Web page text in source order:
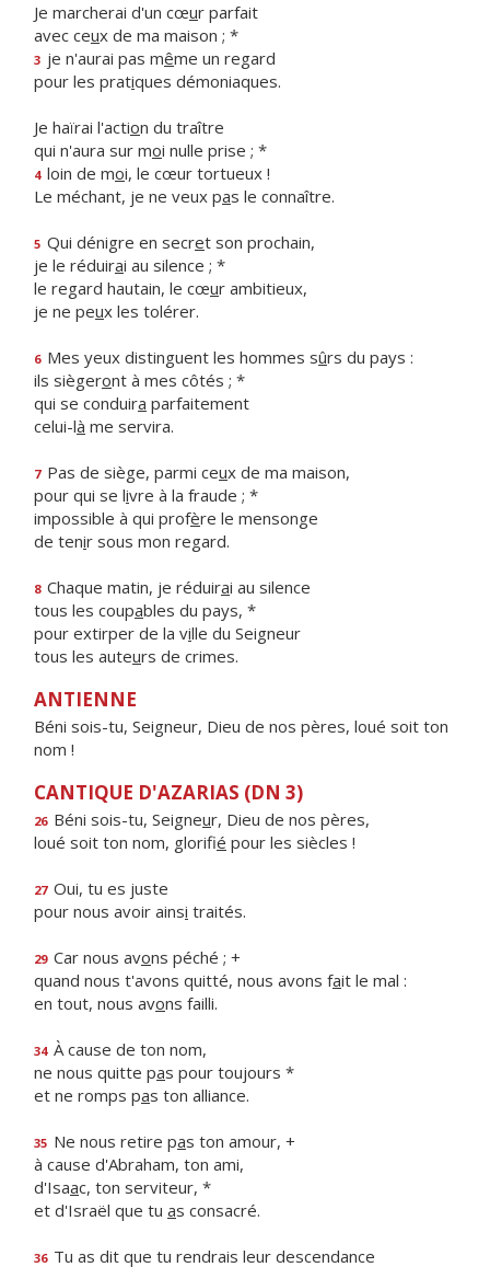
Je marcherai d'un cœur parfait
avec ceux de ma maison ; *
3 je n'aurai pas même un regard
pour les pratiques démoniaques.
Je haïrai l'action du traître
qui n'aura sur moi nulle prise ; *
4 loin de moi, le cœur tortueux !
Le méchant, je ne veux pas le connaître.
5 Qui dénigre en secret son prochain,
je le réduirai au silence ; *
le regard hautain, le cœur ambitieux,
je ne peux les tolérer.
6 Mes yeux distinguent les hommes sûrs du pays :
ils siègeront à mes côtés ; *
qui se conduira parfaitement
celui-là me servira.
7 Pas de siège, parmi ceux de ma maison,
pour qui se livre à la fraude ; *
impossible à qui profère le mensonge
de tenir sous mon regard.
8 Chaque matin, je réduirai au silence
tous les coupables du pays, *
pour extirper de la ville du Seigneur
tous les auteurs de crimes.
ANTIENNE
Béni sois-tu, Seigneur, Dieu de nos pères, loué soit ton
nom !
CANTIQUE D'AZARIAS (DN 3)
26 Béni sois-tu, Seigneur, Dieu de nos pères,
loué soit ton nom, glorifié pour les siècles !
27 Oui, tu es juste
pour nous avoir ainsi traités.
29 Car nous avons péché ; +
quand nous t'avons quitté, nous avons fait le mal :
en tout, nous avons failli.
34 À cause de ton nom,
ne nous quitte pas pour toujours *
et ne romps pas ton alliance.
35 Ne nous retire pas ton amour, +
à cause d'Abraham, ton ami,
d'Isaac, ton serviteur, *
et d'Israël que tu as consacré.
36 Tu as dit que tu rendrais leur descendance